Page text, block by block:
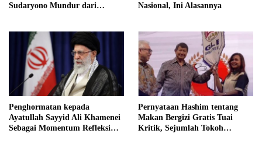
Sudaryono Mundur dari
Independensi Badan Gizi
Nasional
Nasional, Ini Alasannya
Penghormatan kepada
Ayatullah Sayyid Ali Khamenei
Sebagai Momentum Refleksi
Pernyataan Hashim tentang
Makan Bergizi Gratis Tuai
Kritik, Sejumlah Tokoh